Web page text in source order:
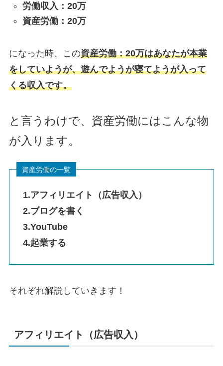
労働収入：20万
資産労働：20万
になった時、この資産労働：20万はあなたが本業
をしていようが、遊んでようが寝てようが入って
くる収入です。
と言うわけで、資産労働にはこんな物
が入ります。
1.アフィリエイト（広告収入）
2.ブログを書く
3.YouTube
4.起業する
それぞれ解説していきます！
アフィリエイト（広告収入）